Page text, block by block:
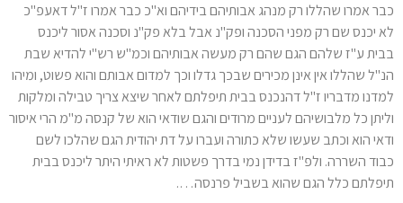
כבר אמרו שהללו רק מנהג אבותיהם בידיהם וא"כ כבר אמרו ז"ל דאעפ"כ
לא יכנס שם רק מפני הסכנה ופק"נ אבל בלא פק"נ וסכנה אסור ליכנס
בבית ע"ז שלהם הגם שהם רק מעשה אבותיהם וכמ"ש רש"י להדיא שבת
הנ"ל שהללו אין אינן מכירים שבכך גדלו וכך למדום אבותם והוא פשוט, ומיהו
למדנו מדבריו ז"ל דהנכנס בבית תיפלתם לאחר שיצא צריך טבילה ומלקות
וליתן כל מלבושיהם לעניים מרודים והגם שודאי הוא של קנסה מ"מ הרי איסור
ודאי הוא וכתב שעשו שלא כתורה ועברו על דת יהודית הגם שהלכו לשם
כבוד השררה. ולפ"ז בדידן נמי בדרך פשטות לא ראיתי היתר ליכנס בבית
תיפלתם כלל הגם שהוא בשביל פרנסה….